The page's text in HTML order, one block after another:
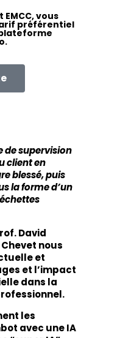
vous
préférentiel
de supervision
client en
blessé, puis
la forme d’un
David
nous
et
et l’impact
dans la
les
avec une IA